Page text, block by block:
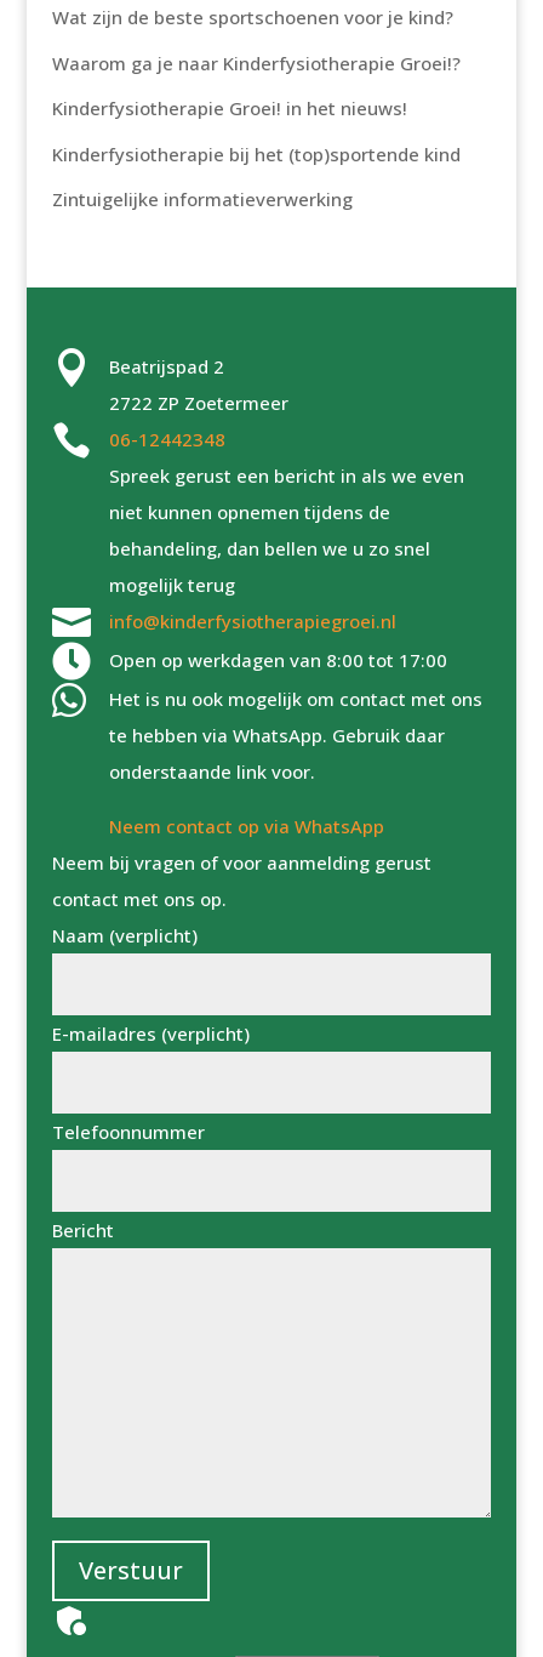
Wat zijn de beste sportschoenen voor je kind?
Waarom ga je naar Kinderfysiotherapie Groei!?
Kinderfysiotherapie Groei! in het nieuws!
Kinderfysiotherapie bij het (top)sportende kind
Zintuigelijke informatieverwerking

Beatrijspad 2
2722 ZP Zoetermeer

06-12442348
Spreek gerust een bericht in als we even
niet kunnen opnemen tijdens de
behandeling, dan bellen we u zo snel
mogelijk terug
 info@kinderfysiotherapiegroei.nl
 Open op werkdagen van 8:00 tot 17:00

Het is nu ook mogelijk om contact met ons
te hebben via WhatsApp. Gebruik daar
onderstaande link voor.
Neem contact op via WhatsApp
Neem bij vragen of voor aanmelding gerust
contact met ons op.
Naam (verplicht)
E-mailadres (verplicht)
Telefoonnummer
Bericht
Verstuur